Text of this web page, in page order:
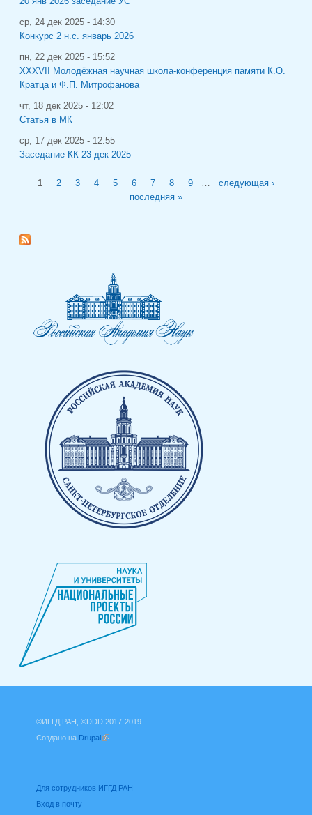
ср, 24 дек 2025 - 14:30
Конкурс 2 н.с. январь 2026
пн, 22 дек 2025 - 15:52
XXXVII Молодёжная научная школа-конференция памяти К.О.
Кратца и Ф.П. Митрофанова
чт, 18 дек 2025 - 12:02
Статья в МК
ср, 17 дек 2025 - 12:55
Заседание КК 23 дек 2025
Страницы
1 2 3 4 5 6 7 8 9
следующая ›
последняя »
©ИГГД РАН, ©DDD 2017-2019
Создано на Drupal
Для сотрудников ИГГД РАН
Вход в почту